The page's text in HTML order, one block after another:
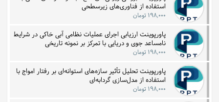
استفاده از فناوری‌های زیرسطحی
۱۹۸,۰۰۰ تومان
پاورپوینت ارزیابی اجرای عملیات نظامی آبی خاکی در شرایط
نامساعد جوی و دریایی با تمرکز بر نمونه تاریخی
۱۹۸,۰۰۰ تومان
پاورپوینت تحلیل تأثیر سازه‌های استوانه‌ای بر رفتار امواج با
استفاده از مدل‌سازی گردابه‌ای
۱۹۸,۰۰۰ تومان